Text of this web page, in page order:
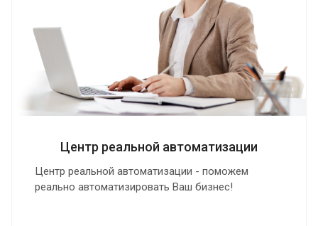
Центр реальной автоматизации
Центр реальной автоматизации - поможем
реально автоматизировать Ваш бизнес!